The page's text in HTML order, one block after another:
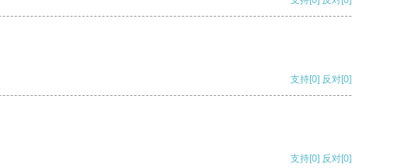
支持[0] 反对[0]
支持[0] 反对[0]